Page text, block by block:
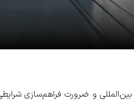
و ضرورت فراهم‌سازی